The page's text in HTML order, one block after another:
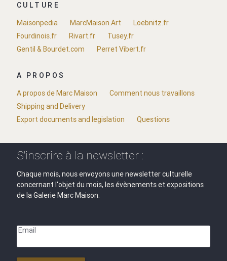
CULTURE
Maisonpedia
MarcMaison.Art
Loebnitz.fr
Fourdinois.fr
Rivart.fr
Tusey.fr
Gentil & Bourdet.com
Perret Vibert.fr
A PROPOS
A propos de Marc Maison
Comment nous travaillons
Shipping and Delivery
Export documents and legislation
Questions
S'inscrire à la newsletter :
Chaque mois, nous envoyons une newsletter culturelle
concernant l'objet du mois, les évènements et expositions
de la Galerie Marc Maison.
Email